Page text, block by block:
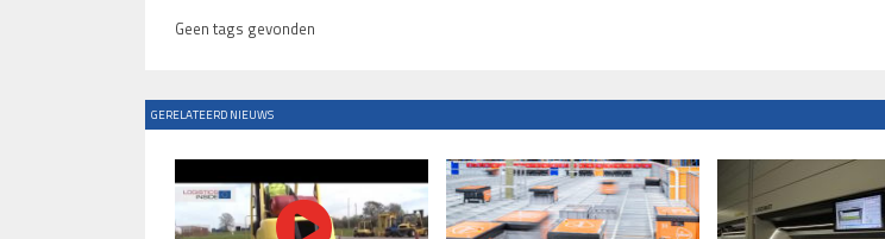
Geen tags gevonden
GERELATEERD NIEUWS